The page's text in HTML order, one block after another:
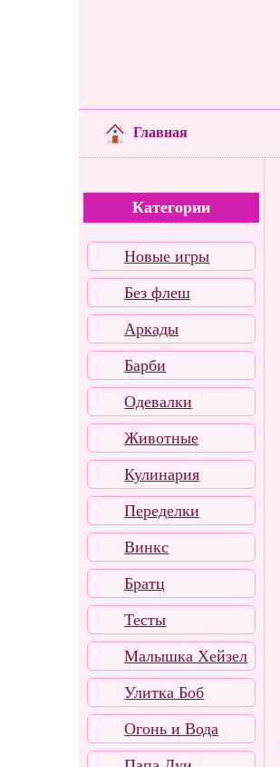
Главная
Категории
Новые игры
Без флеш
Аркады
Барби
Одевалки
Животные
Кулинария
Переделки
Винкс
Братц
Тесты
Малышка Хейзел
Улитка Боб
Огонь и Вода